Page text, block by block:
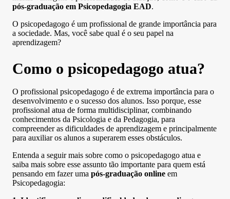
pós-graduação em Psicopedagogia EAD.
O psicopedagogo é um profissional de grande importância para
a sociedade. Mas, você sabe qual é o seu papel na
aprendizagem?
Como o psicopedagogo atua?
O profissional psicopedagogo é de extrema importância para o
desenvolvimento e o sucesso dos alunos. Isso porque, esse
profissional atua de forma multidisciplinar, combinando
conhecimentos da Psicologia e da Pedagogia, para
compreender as dificuldades de aprendizagem e principalmente
para auxiliar os alunos a superarem esses obstáculos.
Entenda a seguir mais sobre como o psicopedagogo atua e
saiba mais sobre esse assunto tão importante para quem está
pensando em fazer uma pós-graduação online em
Psicopedagogia: